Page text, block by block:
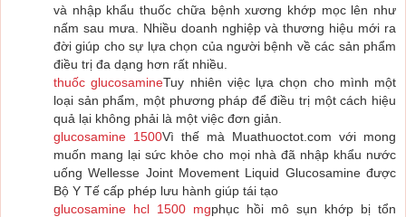
và nhập khẩu thuốc chữa bệnh xương khớp mọc lên như
nấm sau mưa. Nhiều doanh nghiệp và thương hiệu mới ra
đời giúp cho sự lựa chọn của người bệnh về các sản phẩm
điều trị đa dạng hơn rất nhiều.
thuốc glucosamineTuy nhiên việc lựa chọn cho mình một
loại sản phẩm, một phương pháp để điều trị một cách hiệu
quả lại không phải là một việc đơn giản.
glucosamine 1500Vì thế mà Muathuoctot.com với mong
muốn mang lại sức khỏe cho mọi nhà đã nhập khẩu nước
uống Wellesse Joint Movement Liquid Glucosamine được
Bộ Y Tế cấp phép lưu hành giúp tái tạo
glucosamine hcl 1500 mgphục hồi mô sụn khớp bị tổn